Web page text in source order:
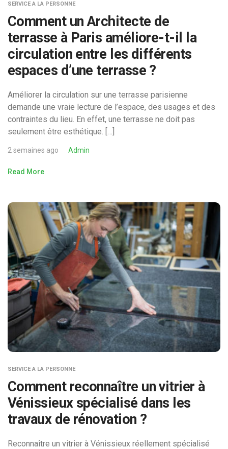
SERVICE A LA PERSONNE
Comment un Architecte de
terrasse à Paris améliore-t-il la
circulation entre les différents
espaces d’une terrasse ?
Améliorer la circulation sur une terrasse parisienne
demande une vraie lecture de l’espace, des usages et des
contraintes du lieu. En effet, une terrasse ne doit pas
seulement être esthétique. […]
2 semaines ago Admin
Read More
SERVICE A LA PERSONNE
Comment reconnaître un vitrier à
Vénissieux spécialisé dans les
travaux de rénovation ?
Reconnaître un vitrier à Vénissieux réellement spécialisé